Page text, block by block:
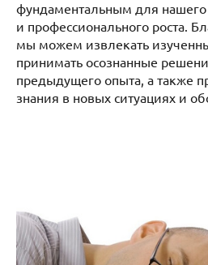
фундаментальным для нашего
и профессионального роста.
мы можем извлекать
принимать осознанные
предыдущего опыта, а также
знания в новых ситуациях и